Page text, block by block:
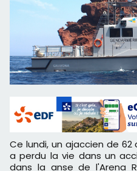
Ce lundi, un ajaccien de 62 ans bien connu de la région
a perdu la vie dans un
dans la anse de l'Arena